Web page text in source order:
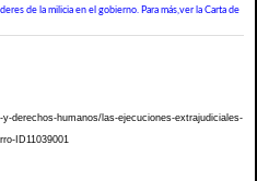
de la milicia en el gobierno. Para más,ver la Carta de
derechos-humanos/las-ejecuciones-extrajudiciales-
ID11039001